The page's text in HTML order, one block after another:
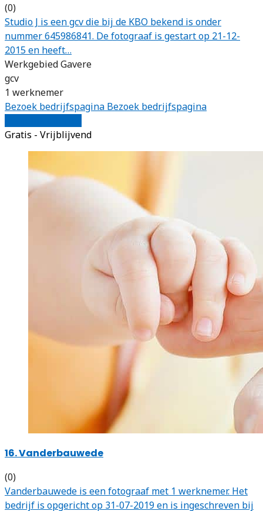
(0)
Studio J is een gcv die bij de KBO bekend is onder
nummer 645986841. De fotograaf is gestart op 21-12-
2015 en heeft…
Werkgebied Gavere
gcv
1 werknemer
Bezoek bedrijfspagina Bezoek bedrijfspagina
Gratis - Vrijblijvend
16. Vanderbauwede
(0)
Vanderbauwede is een fotograaf met 1 werknemer. Het
bedrijf is opgericht op 31-07-2019 en is ingeschreven bij